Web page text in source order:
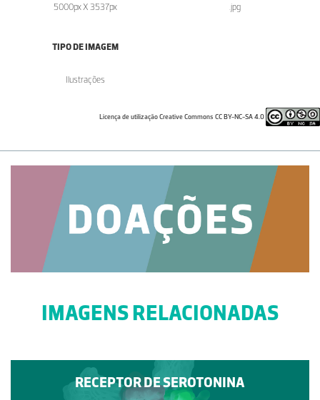
5000px X 3537px .jpg
TIPO DE IMAGEM
Ilustrações
Licença de utilização Creative Commons CC BY-NC-SA 4.0
IMAGENS RELACIONADAS
RECEPTOR DE SEROTONINA